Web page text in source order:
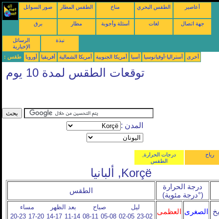
صور السواتل الطقس المطار مناخ الطقس البحري أعاصير
برق مطار أسئلة وأجوبة لغات جهة اتصال
الرسائل
الإخبارية
نبذة
طقس : أوروبا أفريقيا أمريكا الشمالية أمريكا الجنوبية آسيا أستراليا-أوقيانوسيا أخرى
توقعات الطقس لمدة 10 يوم
المدن :
درجات الحرارة,
الطقس
رياح
Korçë, ألبانيا
درجة الحرارة
(°درجة مئوية)
الطقس
الصغرى العظمى
ليل صباح بعد الظهر
مساء
23-02
02-05
05-08
08-11
11-14
14-17
17-20
20-23